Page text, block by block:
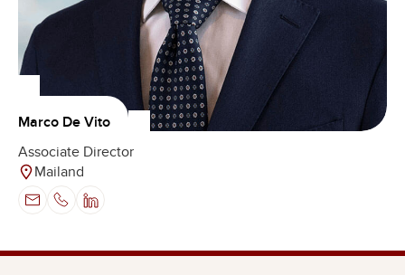
Marco De Vito
Associate Director
Mailand